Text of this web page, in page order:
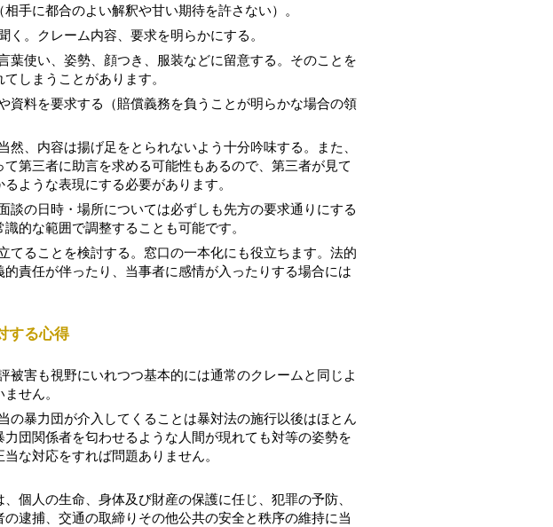
手に都合のよい解釈や甘い期待を許さない）。
く。クレーム内容、要求を明らかにする。
葉使い、姿勢、顔つき、服装などに留意する。そのことを
しまうことがあります。
資料を要求する（賠償義務を負うことが明らかな場合の領
然、内容は揚げ足をとられないよう十分吟味する。また、
第三者に助言を求める可能性もあるので、第三者が見て
ような表現にする必要があります。
談の日時・場所については必ずしも先方の要求通りにする
的な範囲で調整することも可能です。
てることを検討する。窓口の一本化にも役立ちます。法的
責任が伴ったり、当事者に感情が入ったりする場合には
する心得
被害も視野にいれつつ基本的には通常のクレームと同じよ
せん。
の暴力団が介入してくることは暴対法の施行以後はほとん
力団関係者を匂わせるような人間が現れても対等の姿勢を
な対応をすれば問題ありません。
個人の生命、身体及び財産の保護に任じ、犯罪の予防、
逮捕、交通の取締りその他公共の安全と秩序の維持に当